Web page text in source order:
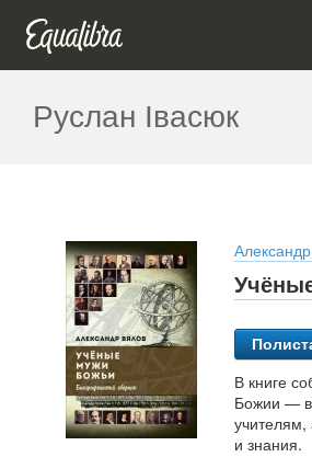
Руслан Івасюк
В книге
Божии —
учителям,
и знания.